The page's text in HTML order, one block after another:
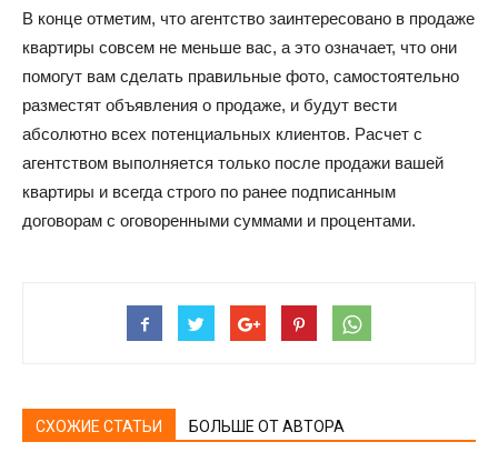
В конце отметим, что агентство заинтересовано в продаже
квартиры совсем не меньше вас, а это означает, что они
помогут вам сделать правильные фото, самостоятельно
разместят объявления о продаже, и будут вести
абсолютно всех потенциальных клиентов. Расчет с
агентством выполняется только после продажи вашей
квартиры и всегда строго по ранее подписанным
договорам с оговоренными суммами и процентами.
СХОЖИЕ СТАТЬИ БОЛЬШЕ ОТ АВТОРА